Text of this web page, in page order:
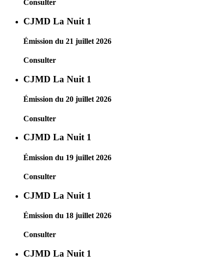
Consulter
CJMD La Nuit 1
Émission du 21 juillet 2026
Consulter
CJMD La Nuit 1
Émission du 20 juillet 2026
Consulter
CJMD La Nuit 1
Émission du 19 juillet 2026
Consulter
CJMD La Nuit 1
Émission du 18 juillet 2026
Consulter
CJMD La Nuit 1